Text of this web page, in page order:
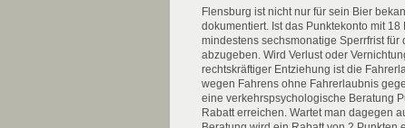
Flensburg ist nicht nur für sein Bier
dokumentiert. Ist das Punktekonto mit
mindestens sechsmonatige Sperrfrist
abzugeben. Wird Verlust oder
rechtskräftiger Entziehung ist die
wegen Fahrens ohne Fahrerlaubnis
eine verkehrspsychologische Beratung
Rabatt erreichen. Wartet man dagegen